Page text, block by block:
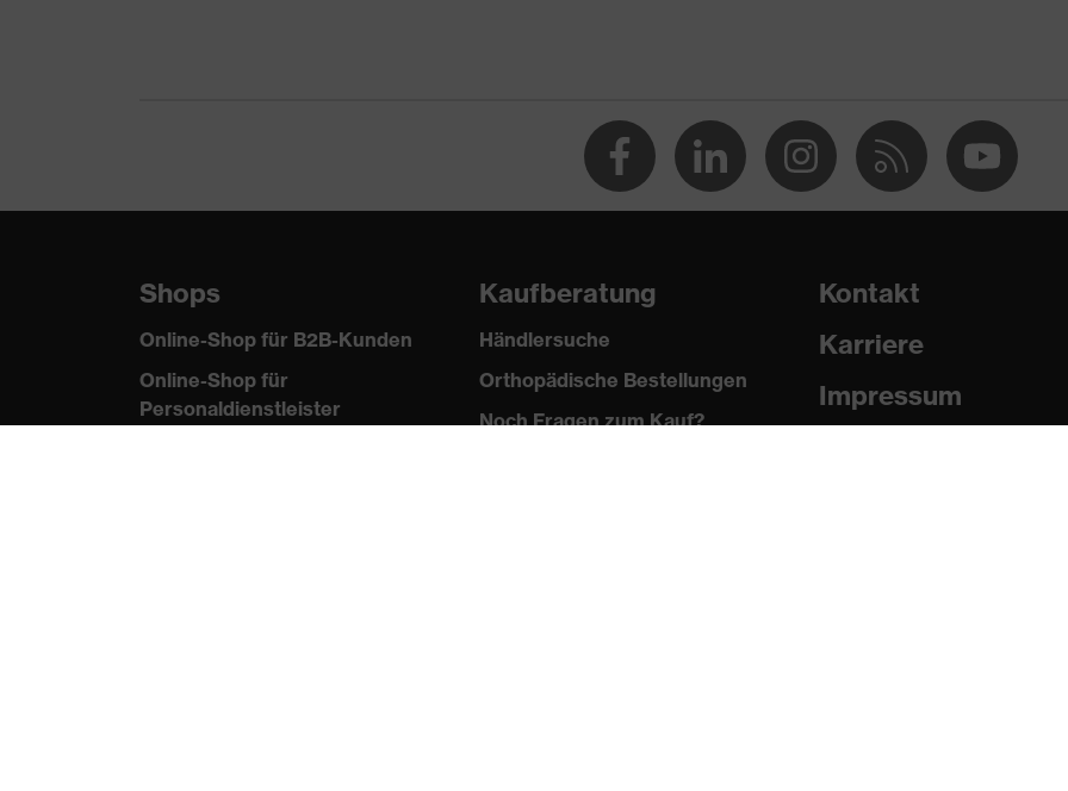
Shops
Online-Shop für B2B-Kunden
Online-Shop für
Personaldienstleister
Kaufberatung
Händlersuche
Orthopädische Bestellungen
Noch Fragen zum Kauf?
Kontakt
Karriere
Impressum